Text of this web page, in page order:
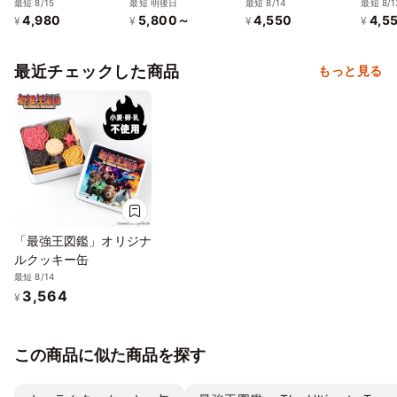
型チョコレート
最短 8/15
¥ 4,980
レートケーキ4号
最短 明後日
¥ 5,800～
最短 8/14
¥ 4,550
最短 8/
¥
最近チェックした商品 もっと見る
「最強王図鑑」オリジナ
ルクッキー缶
最短 8/14
¥ 3,564
この商品に似た商品を探す